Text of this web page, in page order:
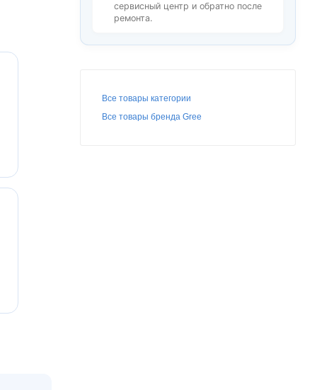
сервисный центр и обратно после
ремонта.
Все товары категории
Все товары бренда Gree